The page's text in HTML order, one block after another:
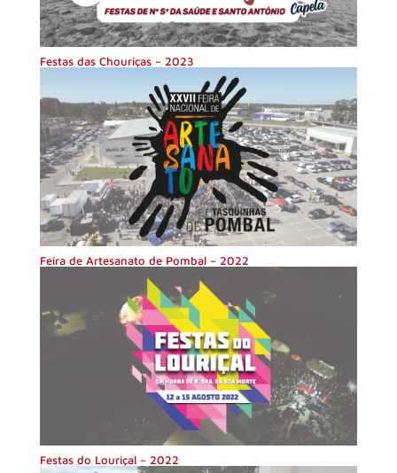
Festas das Chouriças – 2023
Feira de Artesanato de Pombal – 2022
Festas do Louriçal – 2022